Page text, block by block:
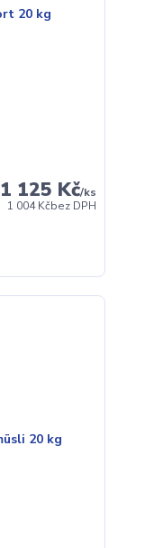
1 125 Kč/ks
1 004 Kčbez DPH